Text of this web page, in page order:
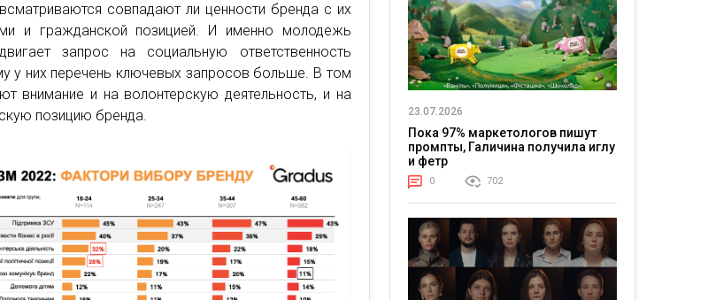
совпадают ли ценности бренда с их
и гражданской позицией. И именно молодежь
запрос на социальную ответственность
у них перечень ключевых запросов больше. В том
внимание и на волонтерскую деятельность, и на
позицию бренда.
23.07.2026
Пока 97% маркетологов пишут
промпты, Галичина получила иглу
и фетр
0 702